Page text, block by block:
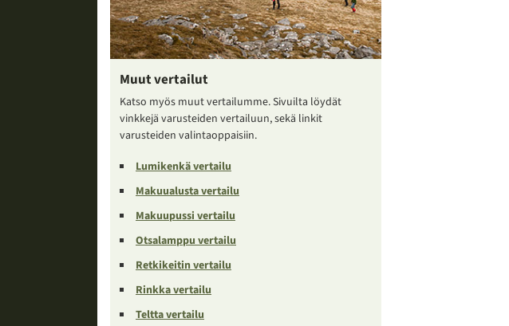
Muut vertailut
Katso myös muut vertailumme. Sivuilta löydät
vinkkejä varusteiden vertailuun, sekä linkit
varusteiden valintaoppaisiin.
Lumikenkä vertailu
Makuualusta vertailu
Makuupussi vertailu
Otsalamppu vertailu
Retkikeitin vertailu
Rinkka vertailu
Teltta vertailu